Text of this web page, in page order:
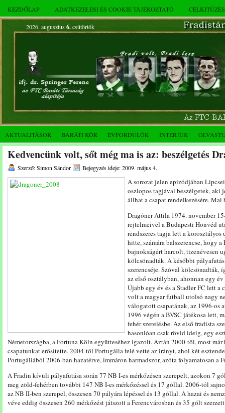
KEZDŐLAP ADATKEZELÉSI ÉS COOKIE TÁJÉKOZTATÓ
2026. augusztus 6.csütörtök
AKTUALITÁSOK BARÁTI KÖR ÉVFORDULÓK INTERJÚK
Kedvencünk volt, sőt még ma is az: beszélgetés
Szerző: Simon Sándor Bejegyzés ideje: 2009. május 4.
A sorozat jelen epizódjában
oszlopos tagjával beszélgetek, aki
állhat a csapat rendelkezésére.
Dragóner Attila 1974. november
rejtelmeivel a Budapesti Honvéd
rendszeres tagja lett a
hitte, számára balszerencse, hogy
bajnokságért harcolt, tizenévesen
kölcsönadták. A későbbi
szerencséje. Szóval kölcsönadták,
az első osztályban, ahonnan egy
Újabb egy év és a Stadler FC lett a
volt a magyar futball utolsó nagy
válogatott csapatának, az 1996-
1996 végén a BVSC játékosa lett,
fehér szerelésbe. Az első fradista
hasonlóan csak rövid ideig, egy
Németországba, a Fortuna Köln együtteséhez igazolt. Aztán 2000-től, most
csapatunkat erősítette. 2004-től Portugália felé vette az irányt, ahol két
Portugáliából 2006-ban hazatérve, immáron harmadszor, azóta folyamatosan a
A Fradin kívüli pályafutása során 77 NB I-es mérkőzésen szerepelt, azokon 7
meg zöld-fehérben további 147 NB I-es mérkőzéssel és 17 góllal. 2006-tól
az NB II-ben szerepel, összesen 70 pályára lépéssel és 13 góllal. A hazai és
véve eddig összesen 260 mérkőzést játszott a Ferencvárosban és 35 gólt